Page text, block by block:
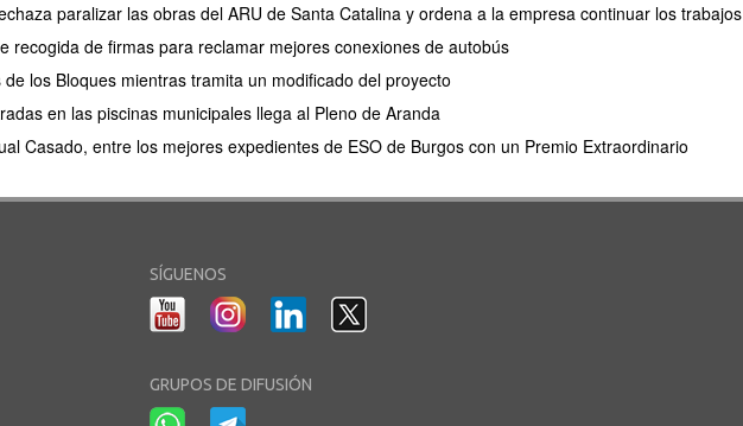
paralizar las obras del ARU de Santa Catalina y ordena a la empresa continuar los trabajos
recogida de firmas para reclamar mejores conexiones de autobús
los Bloques mientras tramita un modificado del proyecto
en las piscinas municipales llega al Pleno de Aranda
Casado, entre los mejores expedientes de ESO de Burgos con un Premio Extraordinario
SÍGUENOS
GRUPOS DE DIFUSIÓN